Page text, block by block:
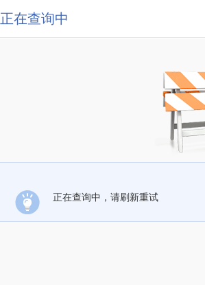
正在查询中
正在查询中，请刷新重试